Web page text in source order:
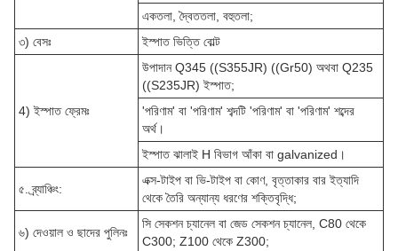
একতলা, দ্বৈততলা, বহুতলা;
৩) বেসঃ
ইস্পাত ভিত্তি বোল্ট
4) ইস্পাত ফ্রেমঃ
উপাদান Q345 ((S355JR) ((Gr50) অথবা Q235
((S235JR) ইস্পাত;
'পরিণাম' বা 'পরিণাম' শব্দটি 'পরিণাম' বা 'পরিণাম' শব্দের
অর্থ।
ইস্পাত ঝালাই H বিভাগ আঁকা বা galvanized।
৫. ব্র্যাঞ্চিং:
এক্স-টাইপ বা ভি-টাইপ বা কোণ, বৃত্তাকার বার ইত্যাদি
থেকে তৈরি অন্যান্য ধরণের শক্তিবৃদ্ধি;
৬) দেওয়াল ও ছাদের পুলিনঃ
সি সেকশন চ্যানেল বা জেড সেকশন চ্যানেল, C80 থেকে
C300; Z100 থেকে Z300;